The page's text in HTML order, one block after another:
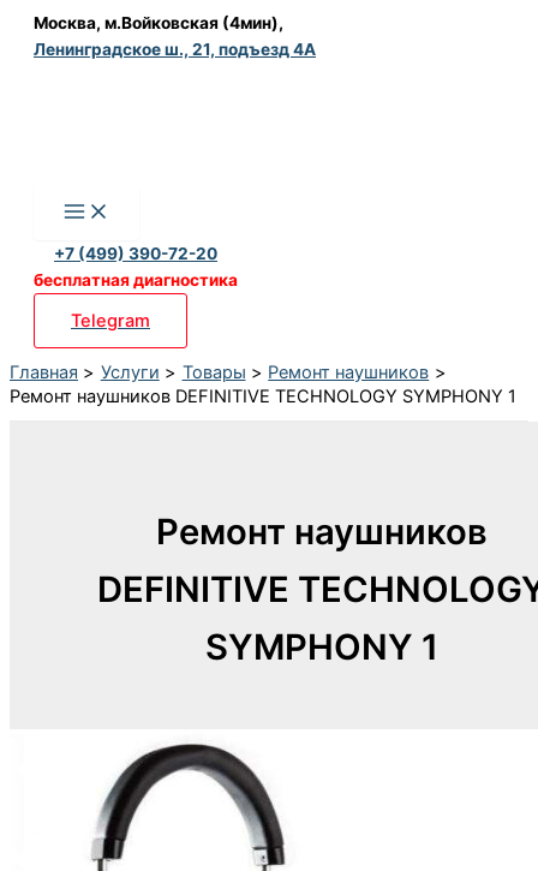
Перейти
Москва, м.Войковская (4мин),
Ленинградское ш., 21, подъезд 4А
+7 (499) 390-72-20
бесплатная диагностика
Telegram
Главная Услуги Товары
Ремонт наушников
Ремонт наушников DEFINITIVE TECHNOLOGY SYMPHONY 1
Ремонт наушников
DEFINITIVE
SYMPHONY 1